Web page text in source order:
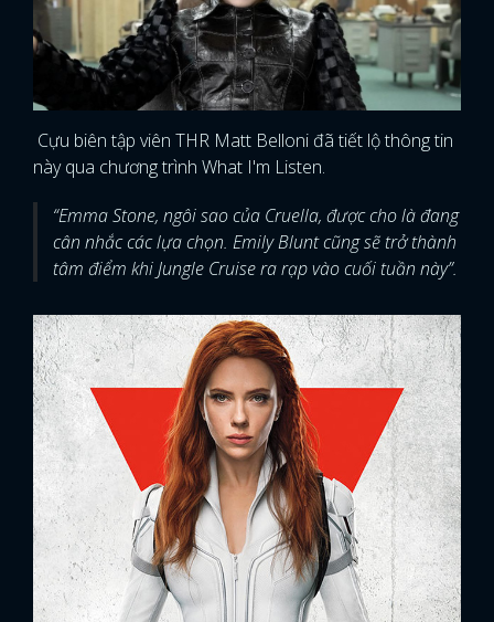
Cựu biên tập viên THR Matt Belloni đã tiết lộ thông tin
này qua chương trình What I'm Listen.
“Emma Stone, ngôi sao của Cruella, được cho là đang
cân nhắc các lựa chọn. Emily Blunt cũng sẽ trở thành
tâm điểm khi Jungle Cruise ra rạp vào cuối tuần này”.